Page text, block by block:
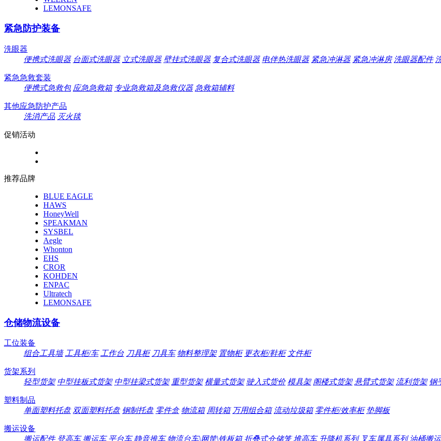
LEMONSAFE
紧急防护装备
洗眼器
便携式洗眼器 台面式洗眼器 立式洗眼器 壁挂式洗眼器 复合式洗眼器 电伴热洗眼器 紧急冲淋器 紧急冲淋房 洗眼器配件
紧急急救套装
便携式急救包 应急急救箱 专业急救箱及急救仪器 急救箱辅料
其他应急防护产品
洗消产品 灭火毯
促销活动
推荐品牌
BLUE EAGLE
HAWS
HoneyWell
SPEAKMAN
SYSBEL
Aegle
Whonton
EHS
CROR
KOHDEN
ENPAC
Ultratech
LEMONSAFE
仓储物流设备
工位装备
组合工具墙 工具柜/车 工作台 刀具柜 刀具车 物料整理架 置物柜 更衣柜/鞋柜 文件柜
货架系列
轻型货架 中型挂板式货架 中型挂梁式货架 重型货架 横量式货架 驶入式货价 模具架 阁楼式货架 悬臂式货架 流利货架 钢
塑料制品
单面塑料托盘 双面塑料托盘 钢制托盘 零件盒 物流箱 周转箱 万用组合箱 流动垃圾箱 零件柜/效率柜 垫脚板
搬运设备
搬运配件 登高车 搬运车 平台车 静音推车 物流台车\网筐\铁板箱 折叠式仓储笼 堆高车 升降机系列 叉车属具系列 油桶搬